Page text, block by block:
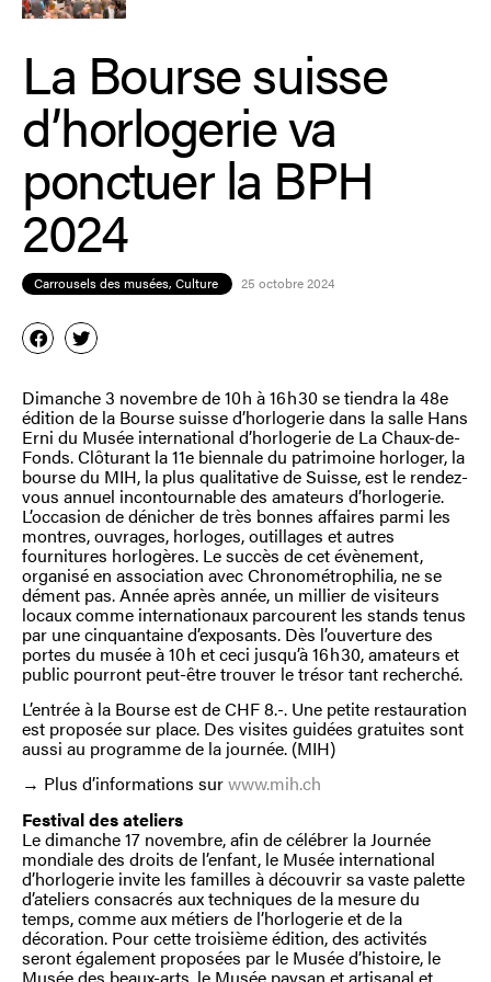
La Bourse suisse
d’horlogerie va
ponctuer la BPH
2024
Carrousels des musées, Culture 25 octobre 2024
Dimanche 3 novembre de 10 h à 16 h 30 se tiendra la 48e
édition de la Bourse suisse d’horlogerie dans la salle Hans
Erni du Musée international d’horlogerie de La Chaux-de-
Fonds. Clôturant la 11e biennale du patrimoine horloger, la
bourse du MIH, la plus qualitative de Suisse, est le rendez-
vous annuel incontournable des amateurs d’horlogerie.
L’occasion de dénicher de très bonnes affaires parmi les
montres, ouvrages, horloges, outillages et autres
fournitures horlogères. Le succès de cet évènement,
organisé en association avec Chronométrophilia, ne se
dément pas. Année après année, un millier de visiteurs
locaux comme internationaux parcourent les stands tenus
par une cinquantaine d’exposants. Dès l’ouverture des
portes du musée à 10 h et ceci jusqu’à 16 h 30, amateurs et
public pourront peut-être trouver le trésor tant recherché.
L’entrée à la Bourse est de CHF 8.-. Une petite restauration
est proposée sur place. Des visites guidées gratuites sont
aussi au programme de la journée. (MIH)
→ Plus d’informations surwww.mih.ch
Festival des ateliers
Le dimanche 17 novembre, afin de célébrer la Journée
mondiale des droits de l’enfant, le Musée international
d’horlogerie invite les familles à découvrir sa vaste palette
d’ateliers consacrés aux techniques de la mesure du
temps, comme aux métiers de l’horlogerie et de la
décoration. Pour cette troisième édition, des activités
seront également proposées par le Musée d’histoire, le
Musée des beaux-arts, le Musée paysan et artisanal et